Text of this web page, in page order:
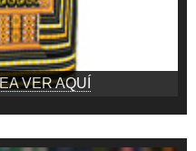
VER AQUÍ